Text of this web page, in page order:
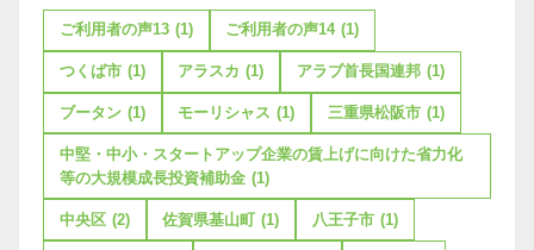
ご利用者の声13 (1) ご利用者の声14 (1)
つくば市 (1) アラスカ (1) アラブ首長国連邦 (1)
ブータン (1) モーリシャス (1) 三重県松阪市 (1)
中堅・中小・スタートアップ企業の賃上げに向けた省力化
等の大規模成長投資補助金 (1)
中央区 (2) 佐賀県基山町 (1) 八王子市 (1)